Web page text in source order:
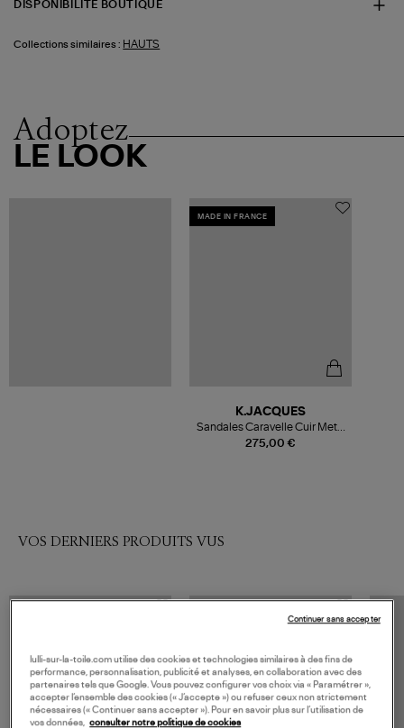
DISPONIBILITÉ BOUTIQUE
Collections similaires : HAUTS
Adoptez
LE LOOK
MADE IN FRANCE
275,00 €
K.JACQUES
Sandales Caravelle Cuir Metyl
Champa
VOS DERNIERS PRODUITS VUS
lulli-sur-la-toile.com utilise des cookies et technologies similaires à des fins de
performance, personnalisation, publicité et analyses, en collaboration avec des
partenaires tels que Google. Vous pouvez configurer vos choix via « Paramétrer »,
accepter l’ensemble des cookies (« J’accepte ») ou refuser ceux non strictement
nécessaires (« Continuer sans accepter »). Pour en savoir plus sur l’utilisation de
vos données,
consulter notre politique de cookies
Continuer sans accepter